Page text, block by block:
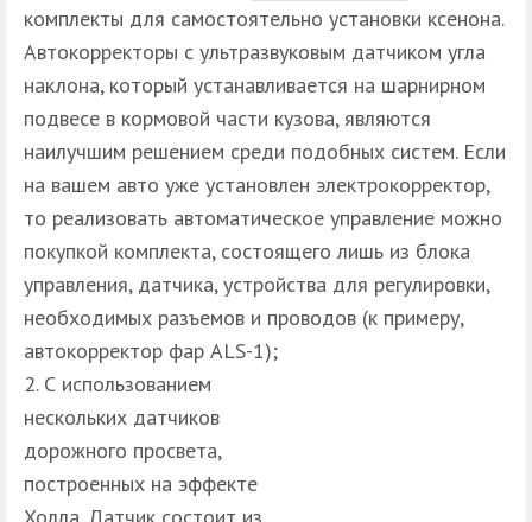
комплекты для самостоятельно установки ксенона.
Автокорректоры с ультразвуковым датчиком угла
наклона, который устанавливается на шарнирном
подвесе в кормовой части кузова, являются
наилучшим решением среди подобных систем. Если
на вашем авто уже установлен электрокорректор,
то реализовать автоматическое управление можно
покупкой комплекта, состоящего лишь из блока
управления, датчика, устройства для регулировки,
необходимых разъемов и проводов (к примеру,
автокорректор фар ALS-1);
С использованием
нескольких датчиков
дорожного просвета,
построенных на эффекте